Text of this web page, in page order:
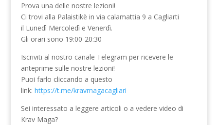
Prova una delle nostre lezioni!
Ci trovi alla Palaistikè in via calamattia 9 a Cagliarti
il Lunedì Mercoledì e Venerdì.
Gli orari sono 19:00-20:30
Iscriviti al nostro canale Telegram per ricevere le
anteprime sulle nostre lezioni!
Puoi farlo cliccando a questo
link: https://t.me/kravmagacagliari
Sei interessato a leggere articoli o a vedere video di
Krav Maga?